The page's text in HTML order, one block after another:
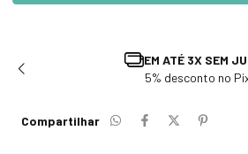
TROCA E
Solicite em até 7 dias após
Compartilhar